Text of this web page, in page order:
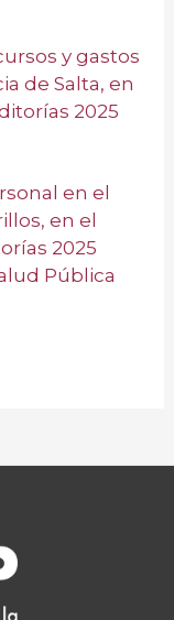
y gastos
de Salta, en
2025
en el
en el
2025
Pública